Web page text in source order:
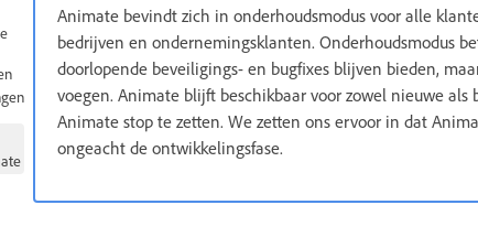
Animate bevindt zich in onderhoudsmodus voor alle
bedrijven en ondernemingsklanten. Onderhoudsmodus
doorlopende beveiligings- en bugfixes blijven bieden,
voegen. Animate blijft beschikbaar voor zowel nieuwe
Animate stop te zetten. We zetten ons ervoor in dat
ongeacht de ontwikkelingsfase.